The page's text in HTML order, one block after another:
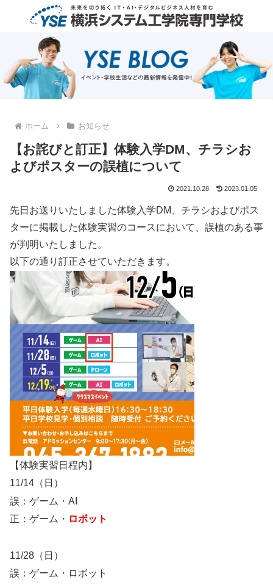
ホーム お知らせ
【お詫びと訂正】体験入学DM、チラシお
よびポスターの誤植について
2021.10.28 2023.01.05
先日お送りいたしました体験入学DM、チラシおよびポス
ターに掲載した体験実習のコースにおいて、誤植のある事
が判明いたしました。
以下の通り訂正させていただきます。
【体験実習日程内】
11/14（日）
誤：ゲーム・AI
正：ゲーム・ ロボット
11/28（日）
誤：ゲーム・ロボット